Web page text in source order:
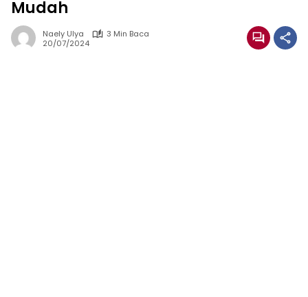
Mudah
Naely Ulya
3 Min Baca
20/07/2024